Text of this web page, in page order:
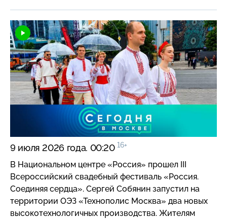
формата.
9 июля 2026 года. 00:20 16+
В Национальном центре «Россия» прошел III
Всероссийский свадебный фестиваль «Россия.
Соединяя сердца». Сергей Собянин запустил на
территории ОЭЗ «Технополис Москва» два новых
высокотехнологичных производства. Жителям